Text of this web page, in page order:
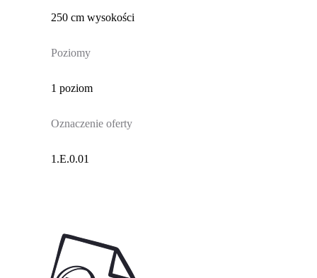
250 cm wysokości
Poziomy
1 poziom
Oznaczenie oferty
1.E.0.01